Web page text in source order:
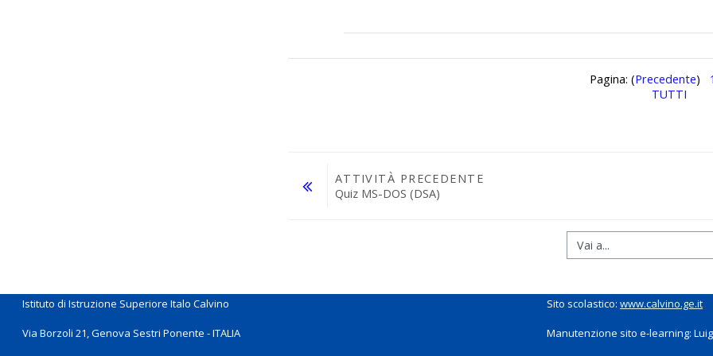
Pagina: (Precedente) 1
TUTTI
ATTIVITÀ PRECEDENTE
Quiz MS-DOS (DSA)
Istituto di Istruzione Superiore Italo Calvino
Via Borzoli 21, Genova Sestri Ponente - ITALIA
Sito scolastico: www.calvino.ge.it
Manutenzione sito e-learning: